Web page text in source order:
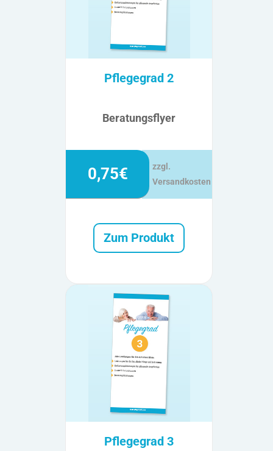
Pflegegrad 2
Beratungsflyer
0,75€
zzgl.
Versandkosten
Zum Produkt
Pflegegrad 3